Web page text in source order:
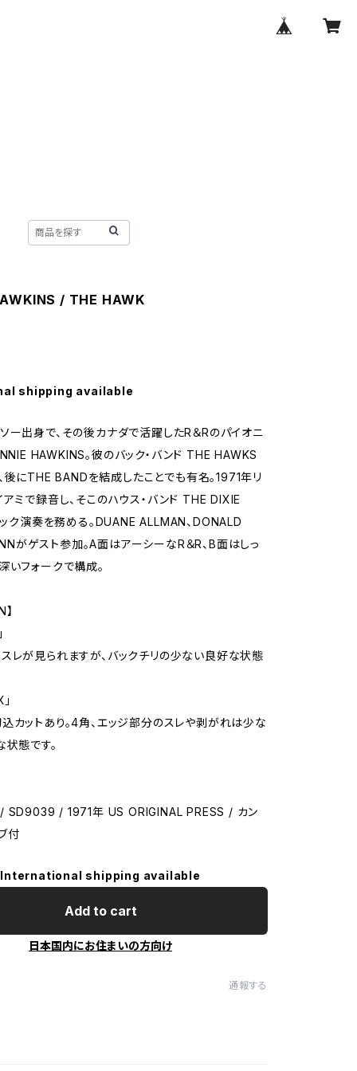
/ THE HAWK
shipping available
ー出身で、その後カナダで活躍したR＆Rのパイオニ
HAWKINS。彼のバック・バンド THE HAWKS
後にTHE BANDを結成したことでも有名。1971年リ
アミで録音し、そこのハウス・バンド THE DIXIE
ク演奏を務める。DUANE ALLMAN、DONALD
がゲスト参加。A面はアーシーなR＆R、B面はしっ
いフォークで構成。
レが見られますが、バックチリの少ない良好な状態
カットあり。4角、エッジ部分のスレや剥がれは少な
状態です。
SD9039 / 1971年 US ORIGINAL PRESS / カン
付
International shipping available
Add to cart
日本国内にお住まいの方向け
通報する